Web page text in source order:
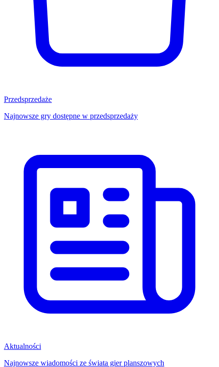
Przedsprzedaże
Najnowsze gry dostępne w przedsprzedaży
Aktualności
Najnowsze wiadomości ze świata gier planszowych